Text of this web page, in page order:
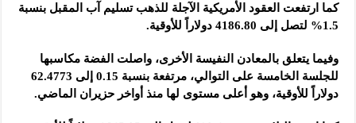
كما ارتفعت العقود الأمريكية الآجلة للذهب تسليم آب المقبل بنسبة
1.5% لتصل إلى 4186.80 دولاراً للأوقية‎.‎
وفيما يتعلق بالمعادن النفيسة الأخرى، واصلت الفضة مكاسبها
للجلسة الخامسة على التوالي، مرتفعة بنسبة 0.15 إلى ‌‏62.4773
دولاراً للأوقية، وهو أعلى مستوى لها منذ أواخر حزيران الماضي‎.‎